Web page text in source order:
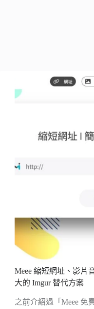
Meee 縮短網址、影片
大的 Imgur 替代方案
之前介紹過「Meee 免